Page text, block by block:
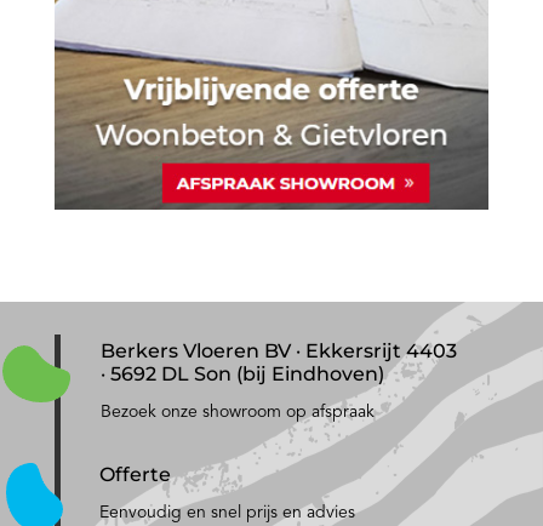
Berkers Vloeren BV · Ekkersrijt 4403
· 5692 DL Son (bij Eindhoven)
Bezoek onze showroom op afspraak
Offerte
Eenvoudig en snel prijs en advies